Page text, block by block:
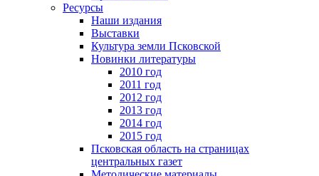
Ресурсы
Наши издания
Выставки
Культура земли Псковской
Новинки литературы
2010 год
2011 год
2012 год
2013 год
2014 год
2015 год
Псковская область на страницах
центральных газет